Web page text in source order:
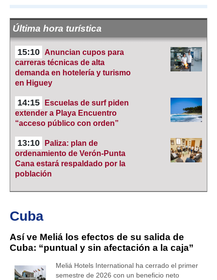
Última hora turística
15:10
Anuncian cupos para
carreras técnicas de alta
demanda en hotelería y turismo
en Higuey
14:15
Escuelas de surf piden
extender a Playa Encuentro
“acceso público con orden”
13:10
Paliza: plan de
ordenamiento de Verón-Punta
Cana estará respaldado por la
población
Cuba
Así ve Meliá los efectos de su salida de
Cuba: “puntual y sin afectación a la caja”
Meliá Hotels International ha cerrado el primer
semestre de 2026 con un beneficio neto